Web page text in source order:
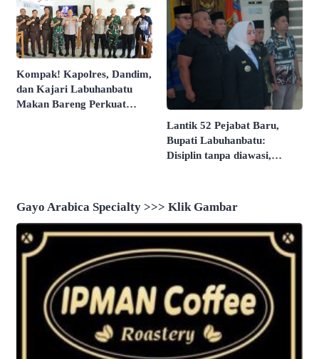
Kompak! Kapolres, Dandim,
dan Kajari Labuhanbatu
Makan Bareng Perkuat
Lantik 52 Pejabat Baru,
Bupati Labuhanbatu:
Disiplin tanpa diawasi,
Gayo Arabica Specialty >>> Klik Gambar